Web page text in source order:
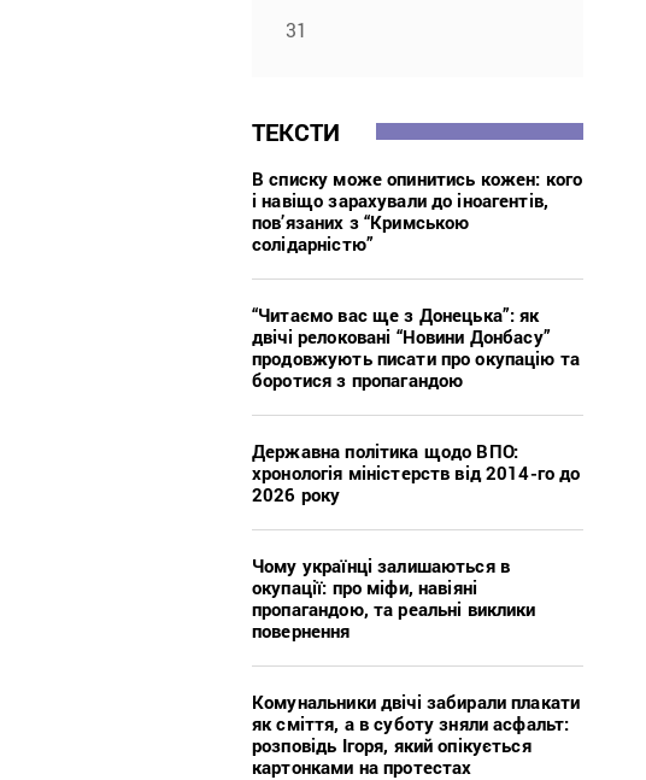
31
ТЕКСТИ
В списку може опинитись кожен: кого
і навіщо зарахували до іноагентів,
пов’язаних з “Кримською
солідарністю”
“Читаємо вас ще з Донецька”: як
двічі релоковані “Новини Донбасу”
продовжують писати про окупацію та
боротися з пропагандою
Державна політика щодо ВПО:
хронологія міністерств від 2014-го до
2026 року
Чому українці залишаються в
окупації: про міфи, навіяні
пропагандою, та реальні виклики
повернення
Комунальники двічі забирали плакати
як сміття, а в суботу зняли асфальт:
розповідь Ігоря, який опікується
картонками на протестах